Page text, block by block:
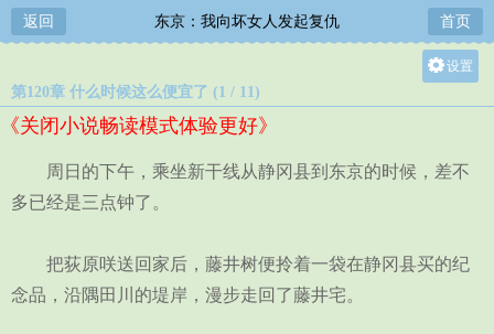
返回 东京：我向坏女人发起复仇 首页
设置
中
第120章 什么时候这么便宜了 (1 / 11)
《关闭小说畅读模式体验更好》
周日的下午，乘坐新干线从静冈县到东京的时候，差不
多已经是三点钟了。
把荻原咲送回家后，藤井树便拎着一袋在静冈县买的纪
念品，沿隅田川的堤岸，漫步走回了藤井宅。